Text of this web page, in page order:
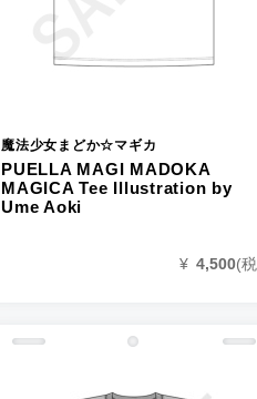
魔法少女まどか☆マギカ
PUELLA MAGI MADOKA
MAGICA Tee Illustration by
Ume Aoki
¥ 4,500(